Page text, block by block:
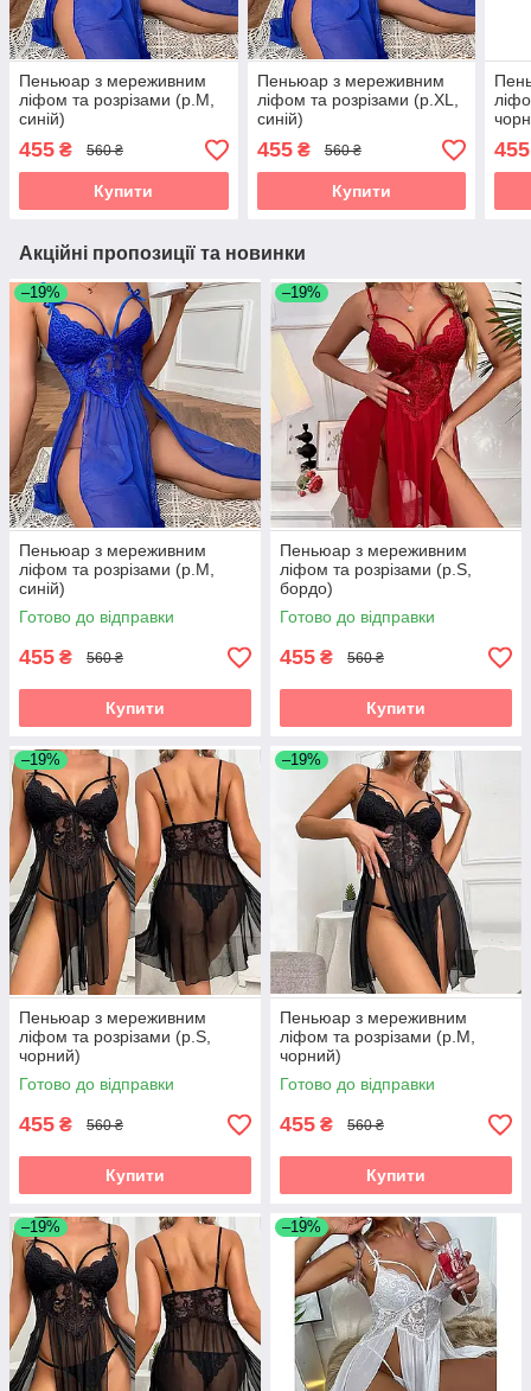
Пеньюар з мереживним
ліфом та розрізами (р.М,
синій)
455 ₴ 560 ₴
Купити
Пеньюар з мереживним
ліфом та розрізами (р.XL,
синій)
455₴ 560 ₴
Купити
455
Акційні пропозиції та новинки
–19%
Пеньюар з мереживним
ліфом та розрізами (р.М,
синій)
Готово до відправки
455 ₴ 560 ₴
Купити
–19%
Пеньюар з мереживним
ліфом та розрізами (р.S,
бордо)
Готово до відправки
455 ₴ 560 ₴
Купити
–19%
Пеньюар з мереживним
ліфом та розрізами (р.S,
чорний)
Готово до відправки
455 ₴ 560 ₴
Купити
–19%
Пеньюар з мереживним
ліфом та розрізами (р.М,
чорний)
Готово до відправки
455 ₴ 560 ₴
Купити
–19% –19%